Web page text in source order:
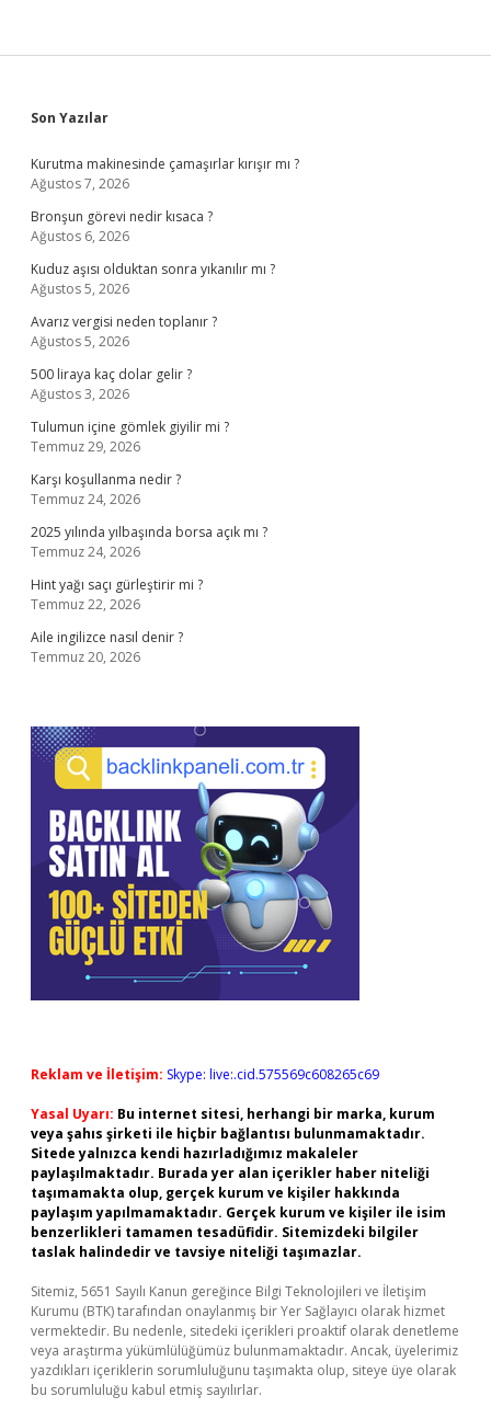
Sidebar
Son Yazılar
Kurutma makinesinde çamaşırlar kırışır mı ?
Ağustos 7, 2026
Bronşun görevi nedir kısaca ?
Ağustos 6, 2026
Kuduz aşısı olduktan sonra yıkanılır mı ?
Ağustos 5, 2026
Avarız vergisi neden toplanır ?
Ağustos 5, 2026
500 liraya kaç dolar gelir ?
Ağustos 3, 2026
Tulumun içine gömlek giyilir mi ?
Temmuz 29, 2026
Karşı koşullanma nedir ?
Temmuz 24, 2026
2025 yılında yılbaşında borsa açık mı ?
Temmuz 24, 2026
Hint yağı saçı gürleştirir mi ?
Temmuz 22, 2026
Aile ingilizce nasıl denir ?
Temmuz 20, 2026
Reklam ve İletişim: Skype: live:.cid.575569c608265c69
Yasal Uyarı: Bu internet sitesi, herhangi bir marka, kurum
veya şahıs şirketi ile hiçbir bağlantısı bulunmamaktadır.
Sitede yalnızca kendi hazırladığımız makaleler
paylaşılmaktadır. Burada yer alan içerikler haber niteliği
taşımamakta olup, gerçek kurum ve kişiler hakkında
paylaşım yapılmamaktadır. Gerçek kurum ve kişiler ile isim
benzerlikleri tamamen tesadüfidir. Sitemizdeki bilgiler
taslak halindedir ve tavsiye niteliği taşımazlar.
Sitemiz, 5651 Sayılı Kanun gereğince Bilgi Teknolojileri ve İletişim
Kurumu (BTK) tarafından onaylanmış bir Yer Sağlayıcı olarak hizmet
vermektedir. Bu nedenle, sitedeki içerikleri proaktif olarak denetleme
veya araştırma yükümlülüğümüz bulunmamaktadır. Ancak, üyelerimiz
yazdıkları içeriklerin sorumluluğunu taşımakta olup, siteye üye olarak
bu sorumluluğu kabul etmiş sayılırlar.